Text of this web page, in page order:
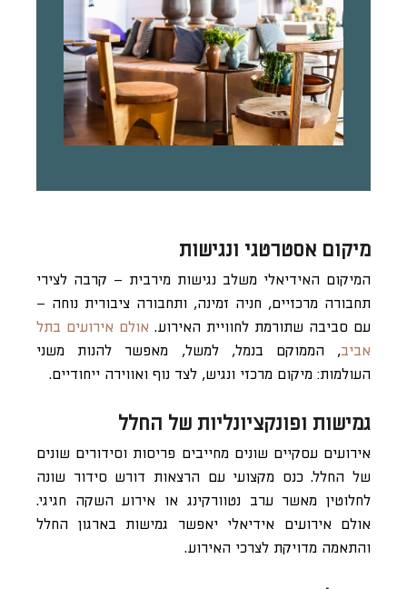
מיקום אסטרטגי ונגישות
המיקום האידיאלי משלב נגישות מירבית – קרבה לצירי
תחבורה מרכזיים, חניה זמינה, ותחבורה ציבורית נוחה –
עם סביבה שתורמת לחוויית האירוע. אולם אירועים בתל
אביב, הממוקם בנמל, למשל, מאפשר להנות משני
העולמות: מיקום מרכזי ונגיש, לצד נוף ואווירה ייחודיים.
גמישות ופונקציונליות של החלל
אירועים עסקיים שונים מחייבים פריסות וסידורים שונים
של החלל. כנס מקצועי עם הרצאות דורש סידור שונה
לחלוטין מאשר ערב נטוורקינג או אירוע השקה חגיגי.
אולם אירועים אידיאלי יאפשר גמישות בארגון החלל
והתאמה מדויקת לצרכי האירוע.